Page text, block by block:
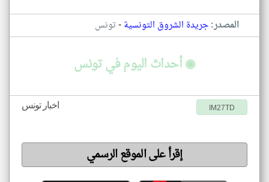
المصدر:جريدة الشروق التونسية-تونس
◉ أحداث اليوم في تونس
اخبار تونس IM27TD
إقرأ على الموقع الرسمي